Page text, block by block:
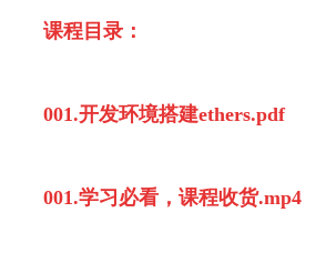
课程目录：
001.开发环境搭建ethers.pdf
001.学习必看，课程收货.mp4